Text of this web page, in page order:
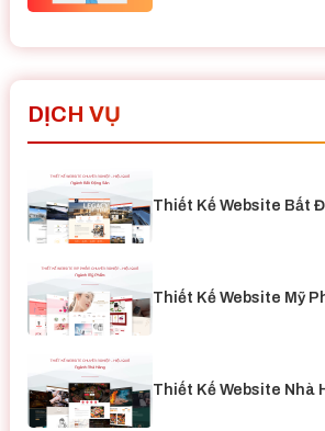
DỊCH VỤ
Thiết Kế Website Bất
Thiết Kế Website Mỹ
Thiết Kế Website Nhà